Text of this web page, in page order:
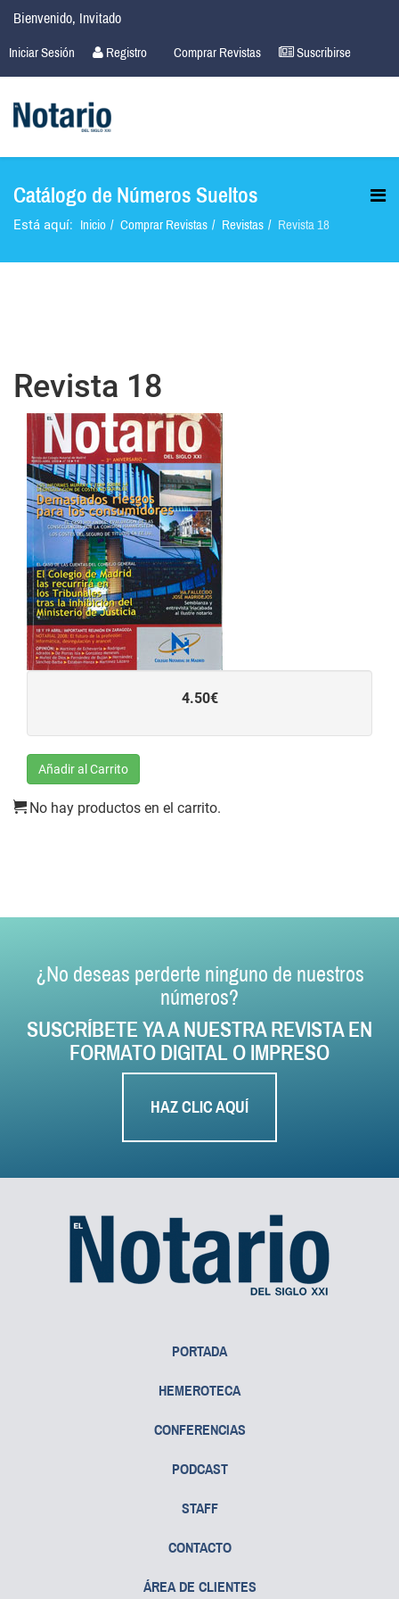
Bienvenido, Invitado
Registro
Iniciar Sesión Suscribirse
Comprar Revistas
Catálogo de Números Sueltos
Está aquí: Inicio Comprar Revistas Revistas Revista 18
Revista 18
4.50€
Añadir al Carrito
No hay productos en el carrito.
¿No deseas perderte ninguno de nuestros
números?
SUSCRÍBETE YA A NUESTRA REVISTA EN
FORMATO DIGITAL O IMPRESO
HAZ CLIC AQUÍ
PORTADA
HEMEROTECA
CONFERENCIAS
PODCAST
STAFF
CONTACTO
ÁREA DE CLIENTES